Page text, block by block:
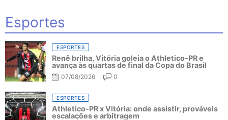
Esportes
ESPORTES
Renê brilha, Vitória goleia o Athletico-PR e
avança às quartas de final da Copa do Brasil
07/08/2026 0
ESPORTES
Athletico-PR x Vitória: onde assistir, prováveis
escalações e arbitragem